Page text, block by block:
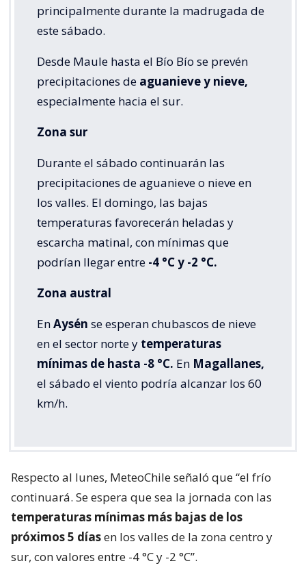
principalmente durante la madrugada de
este sábado.
Desde Maule hasta el Bío Bío se prevén
precipitaciones de aguanieve y nieve,
especialmente hacia el sur.
Zona sur
Durante el sábado continuarán las
precipitaciones de aguanieve o nieve en
los valles. El domingo, las bajas
temperaturas favorecerán heladas y
escarcha matinal, con mínimas que
podrían llegar entre -4 °C y -2 °C.
Zona austral
EnAysén se esperan chubascos de nieve
en el sector norte y temperaturas
mínimas de hasta -8 °C. En Magallanes,
el sábado el viento podría alcanzar los 60
km/h.
Respecto al lunes, MeteoChile señaló que “el frío
continuará. Se espera que sea la jornada con las
temperaturas mínimas más bajas de los
próximos 5 díasen los valles de la zona centro y
sur, con valores entre -4 °C y -2 °C”.